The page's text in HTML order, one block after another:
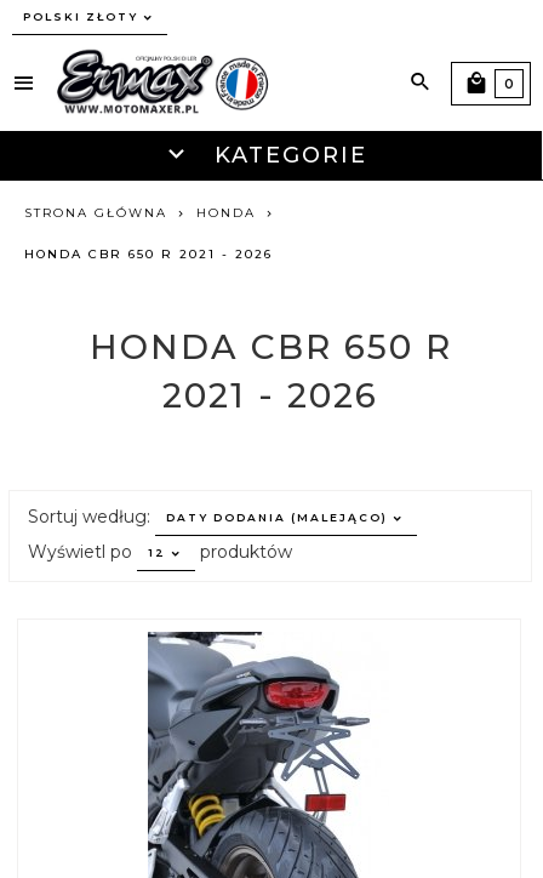
currency_h
POLSKI ZŁOTY
KATEGORIE
0
STRONA GŁÓWNA HONDA
HONDA CBR 650 R 2021 - 2026
HONDA CBR 650 R
2021 - 2026
Sortuj według: sort
DATY DODANIA (MALEJĄCO)
Wyświetl po pop
12 produktów